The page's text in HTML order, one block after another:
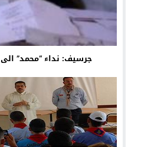
جرسيف: نداء “محمد”